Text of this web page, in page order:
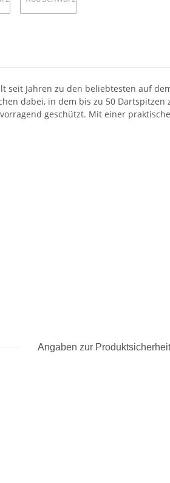
seit Jahren zu den beliebtesten auf
dabei, in dem bis zu 50
geschützt. Mit einer
Angaben zur Produktsicherheit